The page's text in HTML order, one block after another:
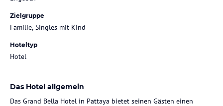
Zielgruppe
Familie, Singles mit Kind
Hoteltyp
Hotel
Das Hotel allgemein
Das Grand Bella Hotel in Pattaya bietet seinen Gästen einen